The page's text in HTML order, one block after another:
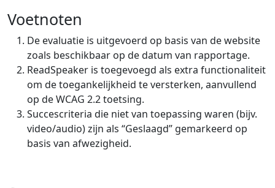
Voetnoten
De evaluatie is uitgevoerd op basis van de website
zoals beschikbaar op de datum van rapportage.
ReadSpeaker is toegevoegd als extra functionaliteit
om de toegankelijkheid te versterken, aanvullend
op de WCAG 2.2 toetsing.
Succescriteria die niet van toepassing waren (bijv.
video/audio) zijn als “Geslaagd” gemarkeerd op
basis van afwezigheid.